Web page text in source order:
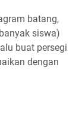
batang,
siswa)
buat persegi
dengan